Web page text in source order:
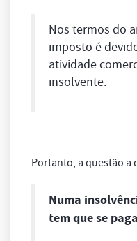
Nos termos do
imposto é
atividade
insolvente.
Portanto, a questão a
Numa
tem que se